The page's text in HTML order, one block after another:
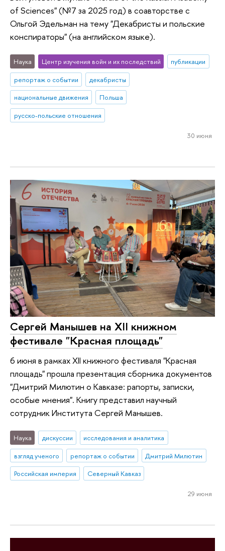
of Sciences" (№7 за 2025 год) в соавторстве с
Ольгой Эдельман на тему "Декабристы и польские
конспираторы" (на английском языке).
Наука Центр изучения войн и их последствий
публикации
репортаж о событии
декабристы
национальные движения
Польша
русско-польские отношения
30 июня
Сергей Манышев на XII книжном
фестивале "Красная площадь"
6 июня в рамках XII книжного фестиваля "Красная
площадь" прошла презентация сборника документов
"Дмитрий Милютин о Кавказе: рапорты, записки,
особые мнения". Книгу представил научный
сотрудник Института Сергей Манышев.
Наука дискуссии
исследования и аналитика
взгляд ученого
репортаж о событии
Дмитрий Милютин
Российская империя
Северный Кавказ
29 июня